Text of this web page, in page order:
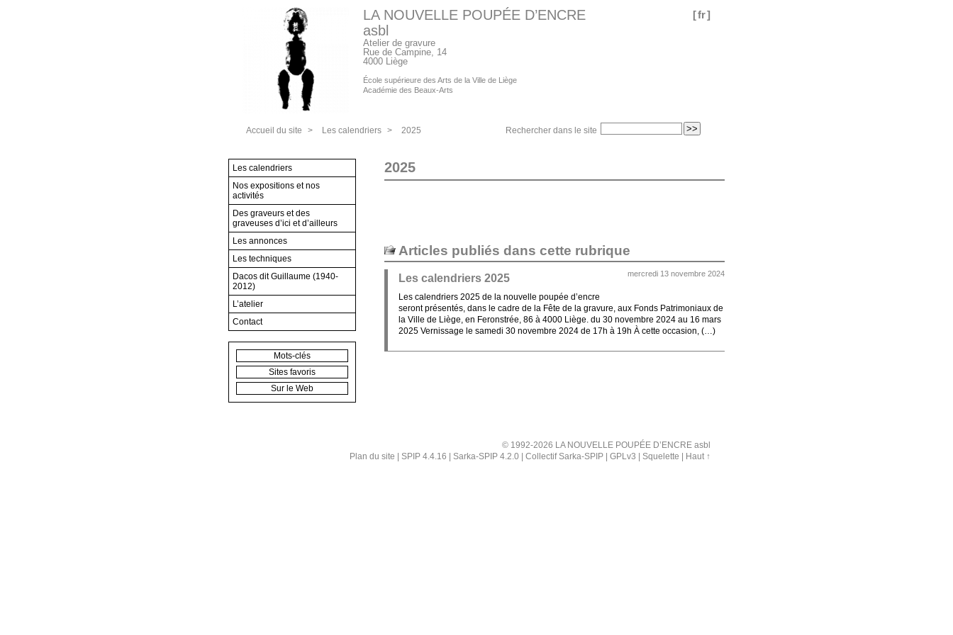
[fr]
LA NOUVELLE POUPÉE D’ENCRE
asbl
Atelier de gravure
Rue de Campine, 14
4000 Liège
École supérieure des Arts de la Ville de Liège
Académie des Beaux-Arts
Rechercher dans le site
Accueil du site > Les calendriers > 2025
2025
Articles publiés dans cette rubrique
mercredi 13 novembre 2024
Les calendriers 2025
Les calendriers 2025 de la nouvelle poupée d’encre
seront présentés, dans le cadre de la Fête de la gravure, aux Fonds Patrimoniaux de
la Ville de Liège, en Feronstrée, 86 à 4000 Liège. du 30 novembre 2024 au 16 mars
2025 Vernissage le samedi 30 novembre 2024 de 17h à 19h À cette occasion, (…)
Les calendriers
Nos expositions et nos
activités
Des graveurs et des
graveuses d’ici et d’ailleurs
Les annonces
Les techniques
Dacos dit Guillaume (1940-
2012)
L’atelier
Contact
Mots-clés
Sites favoris
Sur le Web
© 1992-2026 LA NOUVELLE POUPÉE D’ENCRE asbl
Plan du site
SPIP 4.4.16 Sarka-SPIP 4.2.0 Collectif Sarka-SPIP GPLv3 Squelette Haut ↑